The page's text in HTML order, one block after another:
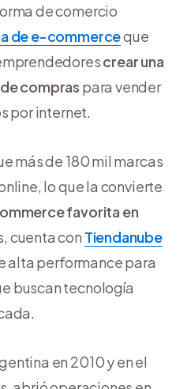
de comercio
de e-commerceque
crear una
compras para vender
por internet.
más de 180 mil marcas
lo que la convierte
favorita en
cuenta con Tiendanube
alta performance para
buscan tecnología
en 2010 y en el